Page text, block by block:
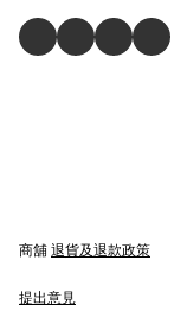
商舖 退貨及退款政策
提出意見